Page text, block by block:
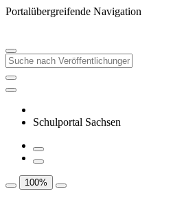
Portalübergreifende Navigation
Schulportal Sachsen
100%